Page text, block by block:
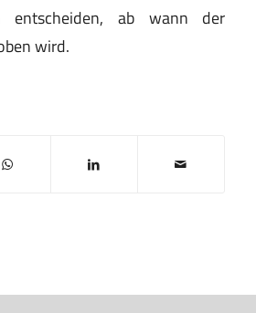
entscheiden, ab wann der
wird.